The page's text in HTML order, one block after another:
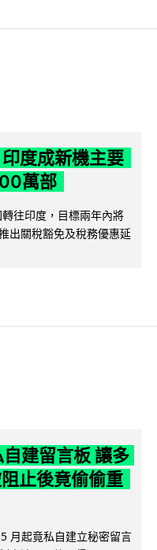
度成新機主要
萬部
往印度，目標兩年內將
出關稅豁免及稅務優惠延
建留言板 讓多
止後竟偷偷重
月起竟私自建立秘密留言